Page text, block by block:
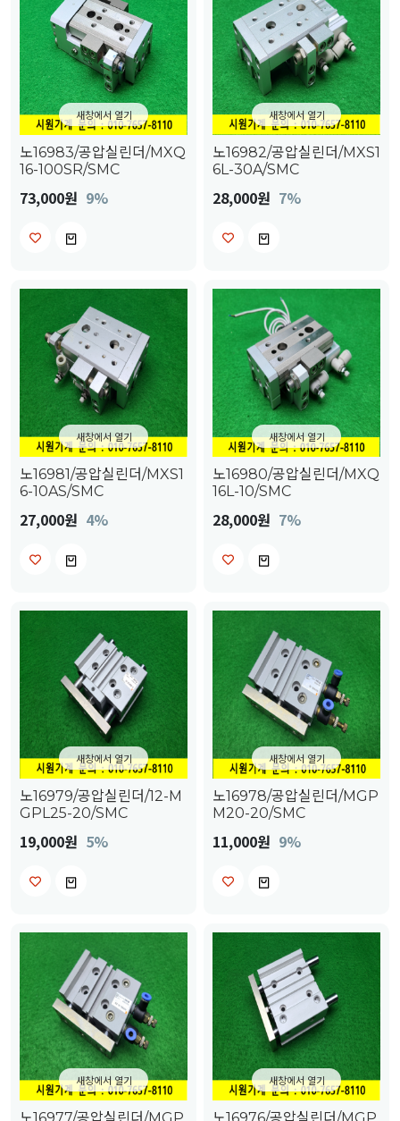
새창에서 열기
노16983/공압실린더/MXQ
16-100SR/SMC
73,000원 9%
새창에서 열기
노16982/공압실린더/MXS1
6L-30A/SMC
28,000원 7%
새창에서 열기
노16981/공압실린더/MXS1
6-10AS/SMC
27,000원 4%
새창에서 열기
노16980/공압실린더/MXQ
16L-10/SMC
28,000원 7%
새창에서 열기
노16979/공압실린더/12-M
GPL25-20/SMC
19,000원 5%
새창에서 열기
노16978/공압실린더/MGP
M20-20/SMC
11,000원 9%
새창에서 열기 새창에서 열기